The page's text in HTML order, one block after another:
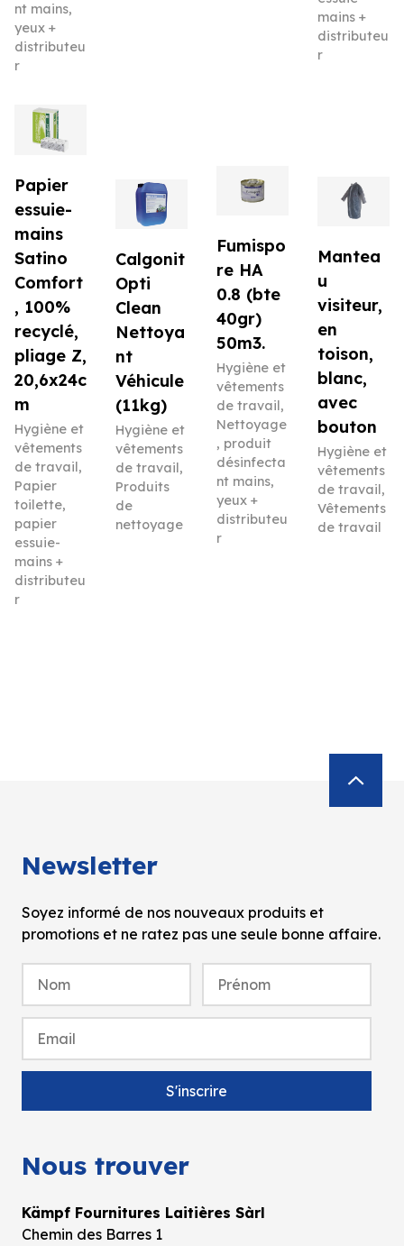
nt mains,
yeux +
distributeu
r
mains +
distributeu
r
Papier
essuie-
mains
Satino
Comfort
, 100%
recyclé,
pliage Z,
20,6x24c
m
Hygiène et
vêtements
de travail,
Papier
toilette,
papier
essuie-
mains +
distributeu
r
Calgonit
Opti
Clean
Nettoya
nt
Véhicule
(11kg)
Hygiène et
vêtements
de travail ,
Produits
de
nettoyage
Fumispo
re HA
0.8 (bte
40gr)
50m3.
Hygiène et
vêtements
de travail ,
Nettoyage
, produit
désinfecta
nt mains,
yeux +
distributeu
r
Mantea
u
visiteur,
en
toison,
blanc,
avec
bouton
Hygiène et
vêtements
de travail ,
Vêtements
de travail
Newsletter
Soyez informé de nos nouveaux produits et
promotions et ne ratez pas une seule bonne affaire.
Nous trouver
Kämpf Fournitures Laitières Sàrl
Chemin des Barres 1